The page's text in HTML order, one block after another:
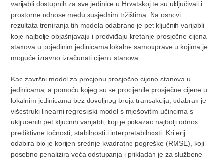
varijabli dostupnih za sve jedinice u Hrvatskoj te su uključivali i
prostorne odnose među susjednim tržištima. Na osnovi
rezultata treniranja tih modela odabrano je pet ključnih varijabli
koje najbolje objašnjavaju i predviđaju kretanje prosječne cijena
stanova u pojedinim jedinicama lokalne samouprave u kojima je
moguće izravno izračunati cijenu stanova.
Kao završni model za procjenu prosječne cijene stanova u
jedinicama, a pomoću kojeg su se procijenile prosječne cijene u
lokalnim jedinicama bez dovoljnog broja transakcija, odabran je
višestruki linearni regresijski model s mješovitim učincima s
uključenih pet ključnih varijabli, koji je pokazao najbolji odnos
prediktivne točnosti, stabilnosti i interpretabilnosti. Kriterij
odabira bio je korijen srednje kvadratne pogreške (RMSE), koji
posebno penalizira veća odstupanja i prikladan je za službene